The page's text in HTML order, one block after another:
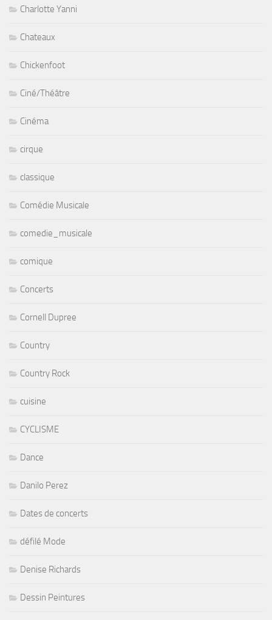
Charlotte Yanni
Chateaux
Chickenfoot
Ciné/Théâtre
Cinéma
cirque
classique
Comédie Musicale
comedie_musicale
comique
Concerts
Cornell Dupree
Country
Country Rock
cuisine
CYCLISME
Dance
Danilo Perez
Dates de concerts
défilé Mode
Denise Richards
Dessin Peintures